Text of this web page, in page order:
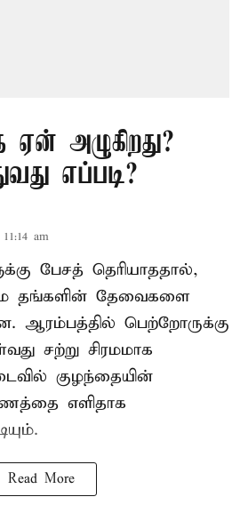
ஏன் அழுகிறது?
எப்படி?
am
பேசத் தெரியாததால்,
தங்களின் தேவைகளை
ஆரம்பத்தில் பெற்றோருக்கு
சற்று சிரமமாக
குழந்தையின்
எளிதாக
Read More